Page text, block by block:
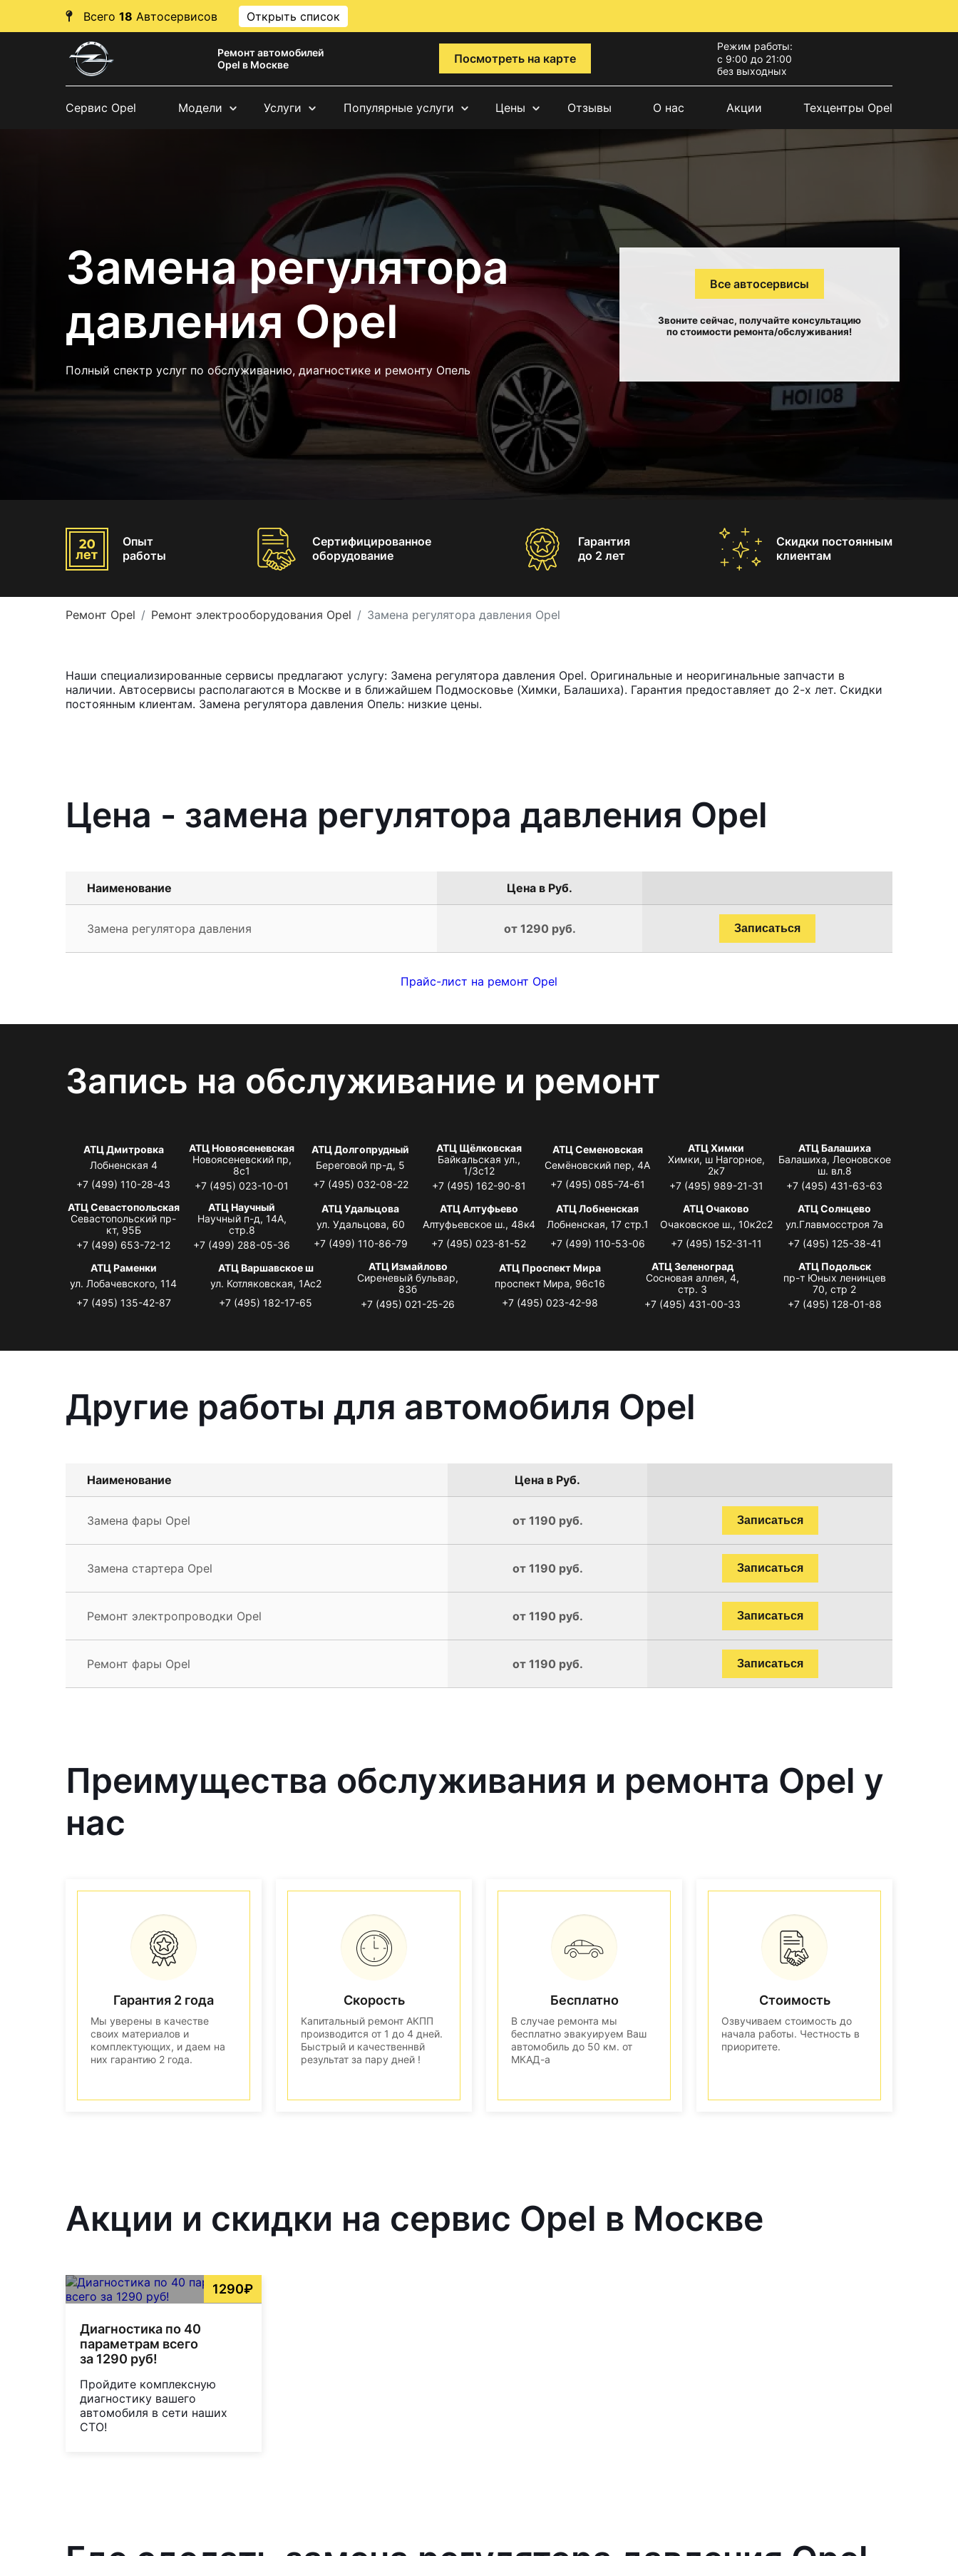
Всего 18 Автосервисов Открыть список
Ремонт автомобилей
Opel в Москве
Посмотреть на карте
Режим работы:
с 9:00 до 21:00
без выходных
Сервис Opel Модели Услуги Популярные услуги Цены Отзывы О нас Акции Техцентры Opel
Замена регулятора
давления Opel
Полный спектр услуг по обслуживанию, диагностике и ремонту Опель
Все автосервисы
Звоните сейчас, получайте консультацию
по стоимости ремонта/обслуживания!
Опыт
работы
Сертифицированное
оборудование
Гарантия
до 2 лет
Скидки постоянным
клиентам
Ремонт Opel Ремонт электрооборудования Opel Замена регулятора давления Opel
Наши специализированные сервисы предлагают услугу: Замена регулятора давления Opel. Оригинальные и неоригинальные запчасти в
наличии. Автосервисы располагаются в Москве и в ближайшем Подмосковье (Химки, Балашиха). Гарантия предоставляет до 2-х лет. Скидки
постоянным клиентам. Замена регулятора давления Опель: низкие цены.
Цена - замена регулятора давления Opel
Наименование Цена в Руб.
Замена регулятора давления от 1290 руб. Записаться
Прайс-лист на ремонт Opel
Запись на обслуживание и ремонт
АТЦ Дмитровка
Лобненская 4
+7 (499) 110-28-43
АТЦ Новоясеневская
Новоясеневский пр,
8с1
+7 (495) 023-10-01
АТЦ Долгопрудный
Береговой пр-д, 5
+7 (495) 032-08-22
АТЦ Щёлковская
Байкальская ул.,
1/3с12
+7 (495) 162-90-81
АТЦ Семеновская
Семёновский пер, 4А
+7 (495) 085-74-61
АТЦ Химки
Химки, ш Нагорное,
2к7
+7 (495) 989-21-31
АТЦ Балашиха
Балашиха, Леоновское
ш. вл.8
+7 (495) 431-63-63
АТЦ Севастопольская
Севастопольский пр-
кт, 95Б
+7 (499) 653-72-12
АТЦ Научный
Научный п-д, 14А,
стр.8
+7 (499) 288-05-36
АТЦ Удальцова
ул. Удальцова, 60
+7 (499) 110-86-79
АТЦ Алтуфьево
Алтуфьевское ш., 48к4
+7 (495) 023-81-52
АТЦ Лобненская
Лобненская, 17 стр.1
+7 (499) 110-53-06
АТЦ Очаково
Очаковское ш., 10к2с2
+7 (495) 152-31-11
АТЦ Солнцево
ул.Главмосстроя 7а
+7 (495) 125-38-41
АТЦ Раменки
ул. Лобачевского, 114
+7 (495) 135-42-87
АТЦ Варшавское ш
ул. Котляковская, 1Ас2
+7 (495) 182-17-65
АТЦ Измайлово
Сиреневый бульвар,
83б
+7 (495) 021-25-26
АТЦ Проспект Мира
проспект Мира, 96с16
+7 (495) 023-42-98
АТЦ Зеленоград
Сосновая аллея, 4,
стр. 3
+7 (495) 431-00-33
АТЦ Подольск
пр-т Юных ленинцев
70, стр 2
+7 (495) 128-01-88
Другие работы для автомобиля Opel
Наименование Цена в Руб.
Замена фары Opel от 1190 руб. Записаться
Замена стартера Opel от 1190 руб. Записаться
Ремонт электропроводки Opel от 1190 руб. Записаться
Ремонт фары Opel от 1190 руб. Записаться
Преимущества обслуживания и ремонта Opel у
нас
Гарантия 2 года
Мы уверены в качестве
своих материалов и
комплектующих, и даем на
них гарантию 2 года.
Скорость
Капитальный ремонт АКПП
производится от 1 до 4 дней.
Быстрый и качественнвй
результат за пару дней !
Бесплатно
В случае ремонта мы
бесплатно эвакуируем Ваш
автомобиль до 50 км. от
МКАД-а
Стоимость
Озвучиваем стоимость до
начала работы. Честность в
приоритете.
Акции и скидки на сервис Opel в Москве
1290₽
Диагностика по 40
параметрам всего
за 1290 руб!
Пройдите комплексную
диагностику вашего
автомобиля в сети наших
СТО!